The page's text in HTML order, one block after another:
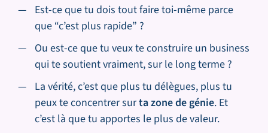
Est-ce que tu dois tout faire toi-même parce
que “c’est plus rapide” ?
Ou est-ce que tu veux te construire un business
qui te soutient vraiment, sur le long terme ?
La vérité, c’est que plus tu délègues, plus tu
peux te concentrer surta zone de génie. Et
c’est là que tu apportes le plus de valeur.